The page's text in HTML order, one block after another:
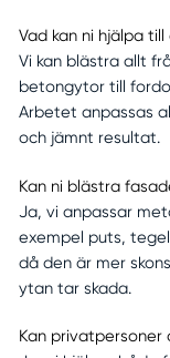
Vad kan ni hjälpa
Vi kan blästra allt
betongytor till
Arbetet anpassas
och jämnt resultat.
Kan ni blästra
Ja, vi anpassar
exempel puts,
då den är mer
ytan tar skada.
Kan privatpersoner